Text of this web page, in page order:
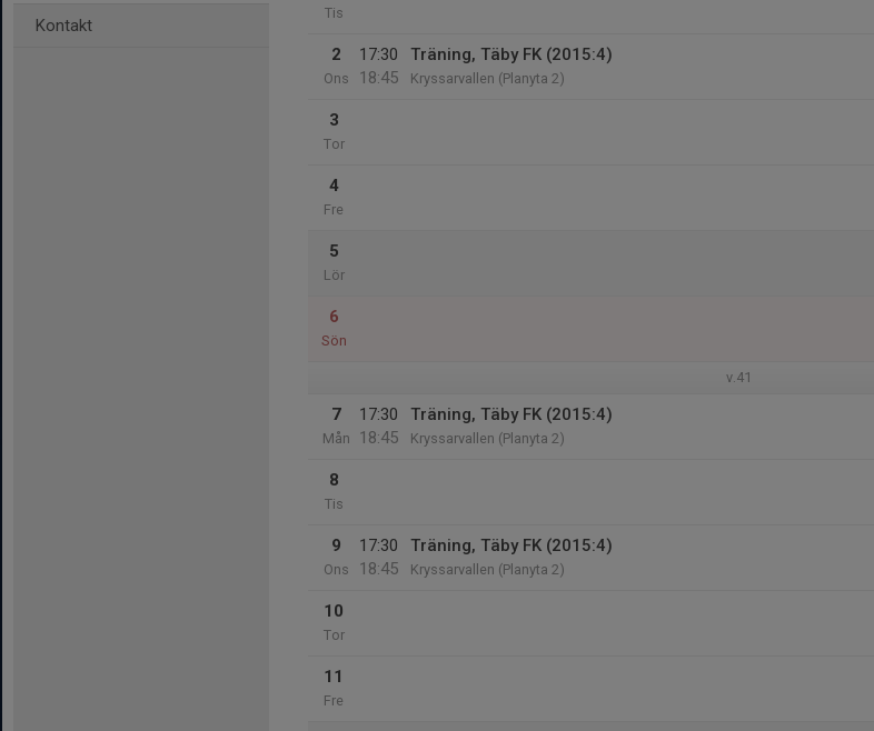
Kontakt
Tis
2
Ons
17:30
18:45
Träning, Täby FK (2015:4)
Kryssarvallen (Planyta 2)
3
Tor
4
Fre
5
Lör
6
Sön
v.41
7
Mån
17:30
18:45
Träning, Täby FK (2015:4)
Kryssarvallen (Planyta 2)
8
Tis
9
Ons
17:30
18:45
Träning, Täby FK (2015:4)
Kryssarvallen (Planyta 2)
10
Tor
11
Fre